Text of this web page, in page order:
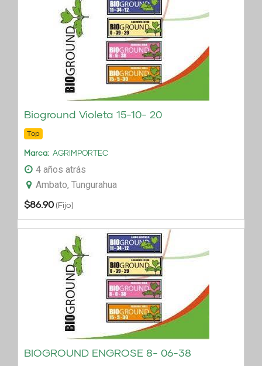
Bioground Violeta 15-10- 20
Top
Marca AGRIMPORTEC
4 años atrás
Ambato, Tungurahua
$86.90 (Fijo)
BIOGROUND ENGROSE 8- 06-38